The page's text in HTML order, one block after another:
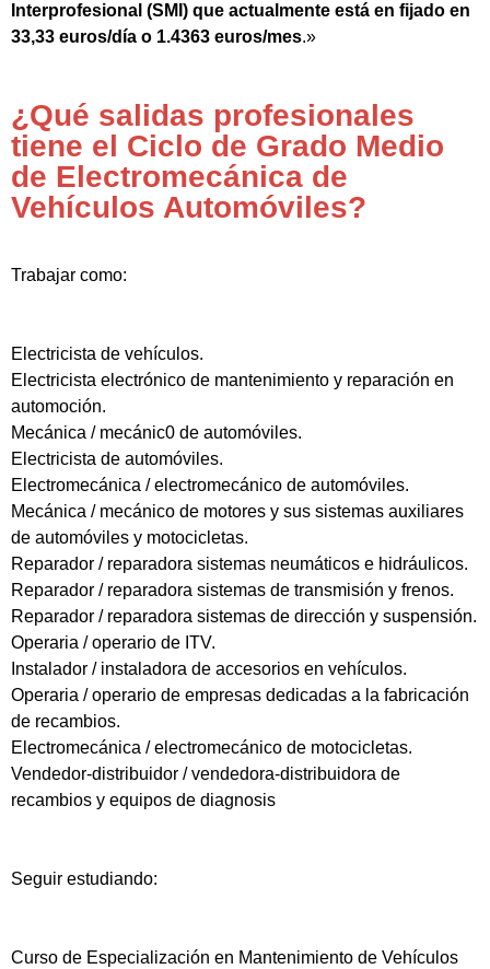
Interprofesional (SMI) que actualmente está en fijado en
33,33 euros/día o 1.4363 euros/mes.»
¿Qué salidas profesionales
tiene el Ciclo de Grado Medio
de Electromecánica de
Vehículos Automóviles?
Trabajar como:
Electricista de vehículos.
Electricista electrónico de mantenimiento y reparación en
automoción.
Mecánica / mecánic0 de automóviles.
Electricista de automóviles.
Electromecánica / electromecánico de automóviles.
Mecánica / mecánico de motores y sus sistemas auxiliares
de automóviles y motocicletas.
Reparador / reparadora sistemas neumáticos e hidráulicos.
Reparador / reparadora sistemas de transmisión y frenos.
Reparador / reparadora sistemas de dirección y suspensión.
Operaria / operario de ITV.
Instalador / instaladora de accesorios en vehículos.
Operaria / operario de empresas dedicadas a la fabricación
de recambios.
Electromecánica / electromecánico de motocicletas.
Vendedor-distribuidor / vendedora-distribuidora de
recambios y equipos de diagnosis
Seguir estudiando:
Curso de Especialización en Mantenimiento de Vehículos